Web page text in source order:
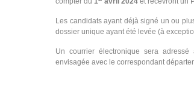
Les candidats ayant déjà signé un ou
dossier unique ayant été levée (à
Un courrier électronique sera
envisagée avec le correspondant